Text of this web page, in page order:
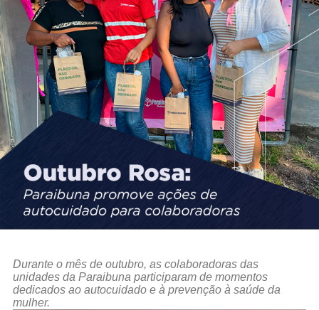
Durante o mês de outubro, as colaboradoras das
unidades da Paraibuna participaram de momentos
dedicados ao autocuidado e à prevenção à saúde da
mulher.